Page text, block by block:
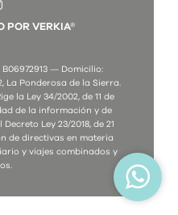
POR VERKIA®
B06972913 — Domicilio:
La Ponderosa de la Sierra.
la Ley 34/2002, de 11 de
de la información y de
Ley 23/2018, de 21
de directivas en materia
y viajes combinados y